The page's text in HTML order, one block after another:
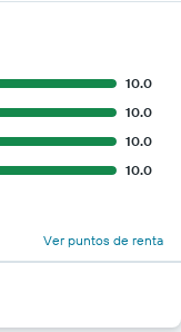
10.0
10.0
10.0
10.0
Ver puntos de renta